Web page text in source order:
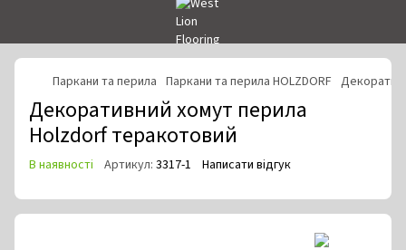
Паркани та перила Паркани та перила HOLZDORF
Декоративний хомут перила
Holzdorf теракотовий
В наявності Артикул: 3317-1 Написати відгук